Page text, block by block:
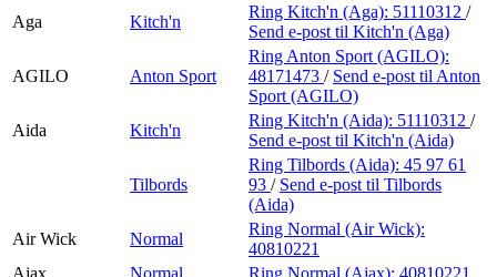
Aga
Kitch'n
Ring Kitch'n (Aga): 51110312 /
Send e-post til Kitch'n (Aga)
AGILO Anton Sport
Ring Anton Sport (AGILO):
48171473 / Send e-post til Anton
Sport (AGILO)
Aida
Kitch'n
Ring Kitch'n (Aida): 51110312 /
Send e-post til Kitch'n (Aida)
Tilbords
Ring Tilbords (Aida): 45 97 61
93 / Send e-post til Tilbords
(Aida)
Air Wick
Normal
Ring Normal (Air Wick):
40810221
Ajax
Normal Ring Normal (Ajax): 40810221